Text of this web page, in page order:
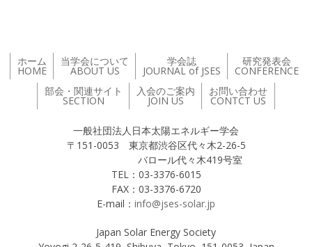
ホーム
HOME
当学会について
ABOUT US
学会誌
JOURNAL of JSES
研究発表会
CONFERENCE
部会・関連サイト
SECTION
入会のご案内
JOIN US
お問い合わせ
CONTCT US
一般社団法人日本太陽エネルギー学会
〒151-0053 東京都渋谷区代々木2-26-5
バロール代々木419号室
TEL：03-3376-6015
FAX：03-3376-6720
E-mail： info@jses-solar.jp
Japan Solar Energy Society